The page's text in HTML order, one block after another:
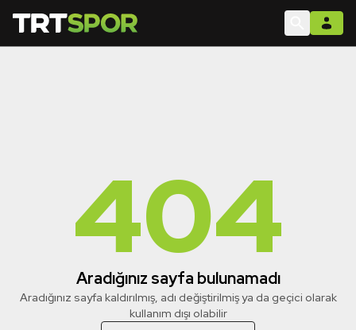
404
Aradığınız sayfa bulunamadı
Aradığınız sayfa kaldırılmış, adı değiştirilmiş ya da geçici olarak
kullanım dışı olabilir